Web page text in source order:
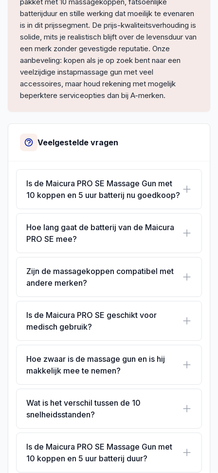
batterijduur en stille werking dat moeilijk te evenaren
is in dit prijssegment. De prijs-kwaliteitsverhouding is
solide, mits je realistisch blijft over de levensduur van
een merk zonder gevestigde reputatie. Onze
aanbeveling: kopen als je op zoek bent naar een
veelzijdige instapmassage gun met veel
accessoires, maar houd rekening met mogelijk
beperktere serviceopties dan bij A-merken.
Veelgestelde vragen
Is de Maicura PRO SE Massage Gun met
10 koppen en 5 uur batterij nu goedkoop?
Hoe lang gaat de batterij van de Maicura
PRO SE mee?
Zijn de massagekoppen compatibel met
andere merken?
Is de Maicura PRO SE geschikt voor
medisch gebruik?
Hoe zwaar is de massage gun en is hij
makkelijk mee te nemen?
Wat is het verschil tussen de 10
snelheidsstanden?
Is de Maicura PRO SE Massage Gun met
10 koppen en 5 uur batterij duur?